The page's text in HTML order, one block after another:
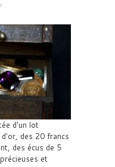
d'un lot
des 20 francs
des écus de 5
et